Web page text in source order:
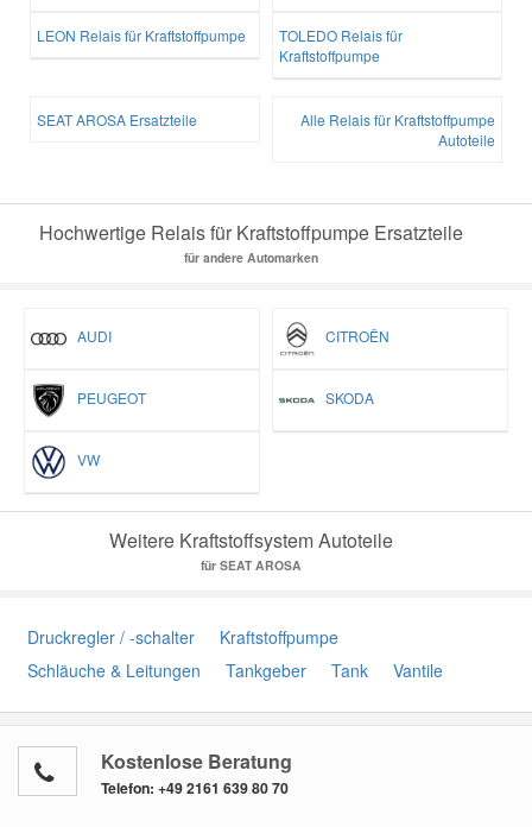
LEON Relais für Kraftstoffpumpe
TOLEDO Relais für
Kraftstoffpumpe
SEAT AROSA Ersatzteile
Alle Relais für Kraftstoffpumpe
Autoteile
Hochwertige Relais für Kraftstoffpumpe Ersatzteile
für andere Automarken
AUDI CITROËN
PEUGEOT SKODA
VW
Weitere Kraftstoffsystem Autoteile
für SEAT AROSA
Druckregler / -schalter
Kraftstoffpumpe
Schläuche & Leitungen
Tankgeber Tank Vantile
Kostenlose Beratung
Telefon: +49 2161 639 80 70